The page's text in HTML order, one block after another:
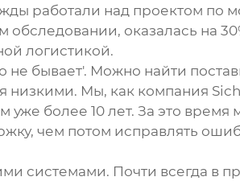
работали над проектом
обследовании, оказалась на
логистикой.
не бывает'. Можно найти
низкими. Мы, как компания
уже более 10 лет. За это
чем потом исправлять
системами. Почти всегда в